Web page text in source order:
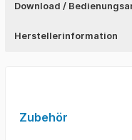
Download /
Herstellerinformation
Zubehör